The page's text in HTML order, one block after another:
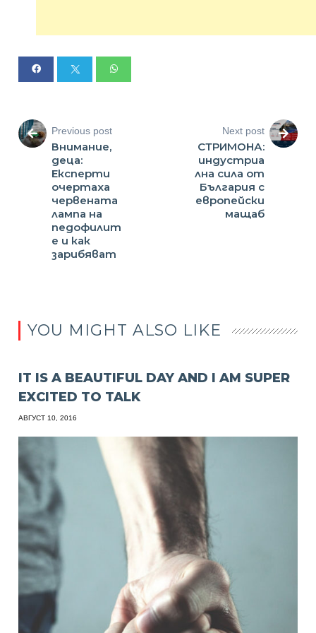
Previous post
Внимание,
деца:
Експерти
очертаха
червената
лампа на
педофилит
е и как
зарибяват
Next post
СТРИМОНА:
индустриа
лна сила от
България с
европейски
мащаб
YOU MIGHT ALSO LIKE
IT IS A BEAUTIFUL DAY AND I AM SUPER
EXCITED TO TALK
АВГУСТ 10, 2016